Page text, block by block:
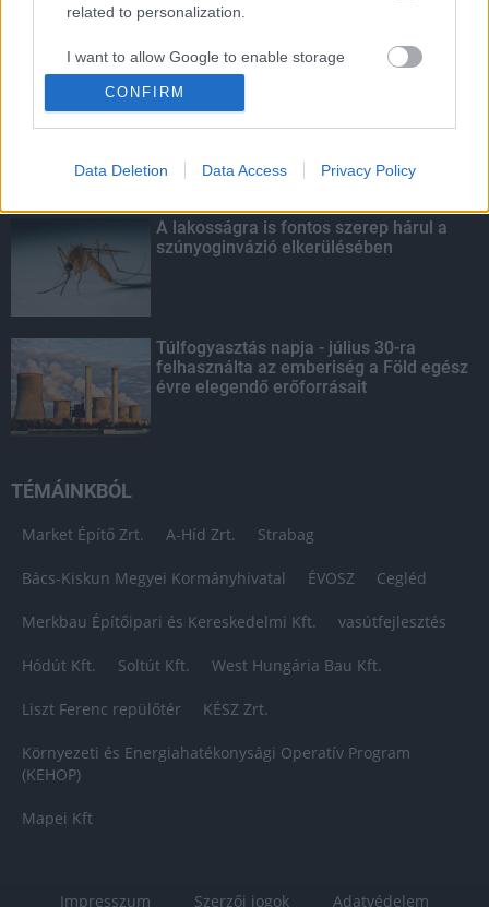
related to personalization.
I want to allow Google to enable storage
related to security, including authentication
functionality and fraud prevention, and other
user protection.
CONFIRM
Data Deletion Data Access Privacy Policy
KIEMELT
Kecskeméten is szakirányú
továbbképzésekkel erősít a Gál Ferenc
A lakosságra is fontos szerep hárul a
szúnyoginvázió elkerülésében
Túlfogyasztás napja - július 30-ra
felhasználta az emberiség a Föld egész
évre elegendő erőforrásait
TÉMÁINKBÓL
Market Építő Zrt. A-Híd Zrt. Strabag
Bács-Kiskun Megyei Kormányhivatal ÉVOSZ Cegléd
Merkbau Építőipari és Kereskedelmi Kft. vasútfejlesztés
Hódút Kft. Soltút Kft. West Hungária Bau Kft.
Liszt Ferenc repülőtér KÉSZ Zrt.
Környezeti és Energiahatékonysági Operatív Program
(KEHOP)
Mapei Kft
Impresszum Szerzői jogok Adatvédelem